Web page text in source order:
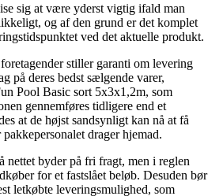
sig at være yderst vigtig ifald man
og af den grund er det komplet
ved det aktuelle produkt.
stiller garanti om levering
på deres bedst sælgende varer,
Pool Basic sort 5x3x1,2m, som
gennemføres tidligere end et
at de højst sandsynligt kan nå at få
drager hjemad.
nettet byder på fri fragt, men i reglen
for et fastslået beløb. Desuden bør
letkøbte leveringsmulighed, som